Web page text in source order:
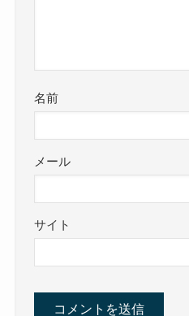
名前
メール
サイト